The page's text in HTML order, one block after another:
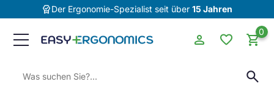
editor_choiceDer Ergonomie-Spezialist seit über 15 Jahren
search
person favorite 0
shopping_cart